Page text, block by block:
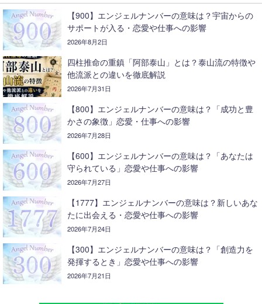
【900】エンジェルナンバーの意味は？宇宙からの
サポートが入る・恋愛や仕事への影響
2026年8月2日
四柱推命の重鎮「阿部泰山」とは？泰山流の特徴や
他流派との違いを徹底解説
2026年7月31日
【800】エンジェルナンバーの意味は？「成功と豊
かさの象徴」恋愛・仕事への影響
2026年7月28日
【600】エンジェルナンバーの意味は？「あなたは
守られている」恋愛や仕事への影響
2026年7月27日
【1777】エンジェルナンバーの意味は？新しいあな
たに出会える・恋愛や仕事への影響
2026年7月24日
【300】エンジェルナンバーの意味は？「創造力を
発揮するとき」恋愛や仕事への影響
2026年7月21日